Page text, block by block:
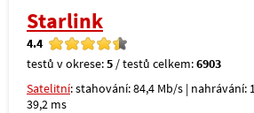
Starlink
4.4
testů v okrese:5 / testů celkem:6903
Satelitní: stahování: 84,4 Mb/s | nahrávání:
39,2 ms